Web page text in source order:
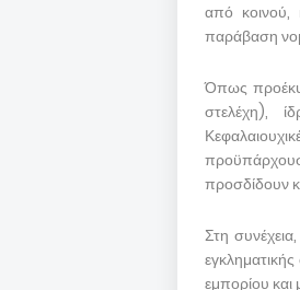
από κοινού,
παράβαση
Όπως
στελέχη),
προσδίδουν
Στη
εμπορίου